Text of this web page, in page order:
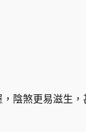
陰煞更易滋生